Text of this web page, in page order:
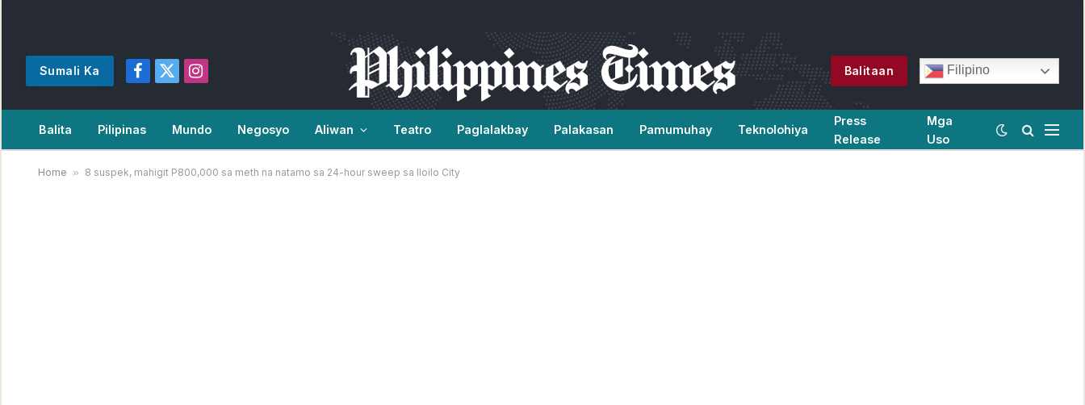
Sumali Ka
Facebook
X
Instagram
Balitaan Filipino
Balita Pilipinas Mundo Negosyo Aliwan Teatro Paglalakbay Palakasan Pamumuhay Teknolohiya
Press
Release
Mga
Uso
Home » 8 suspek, mahigit P800,000 sa meth na natamo sa 24-hour sweep sa Iloilo City